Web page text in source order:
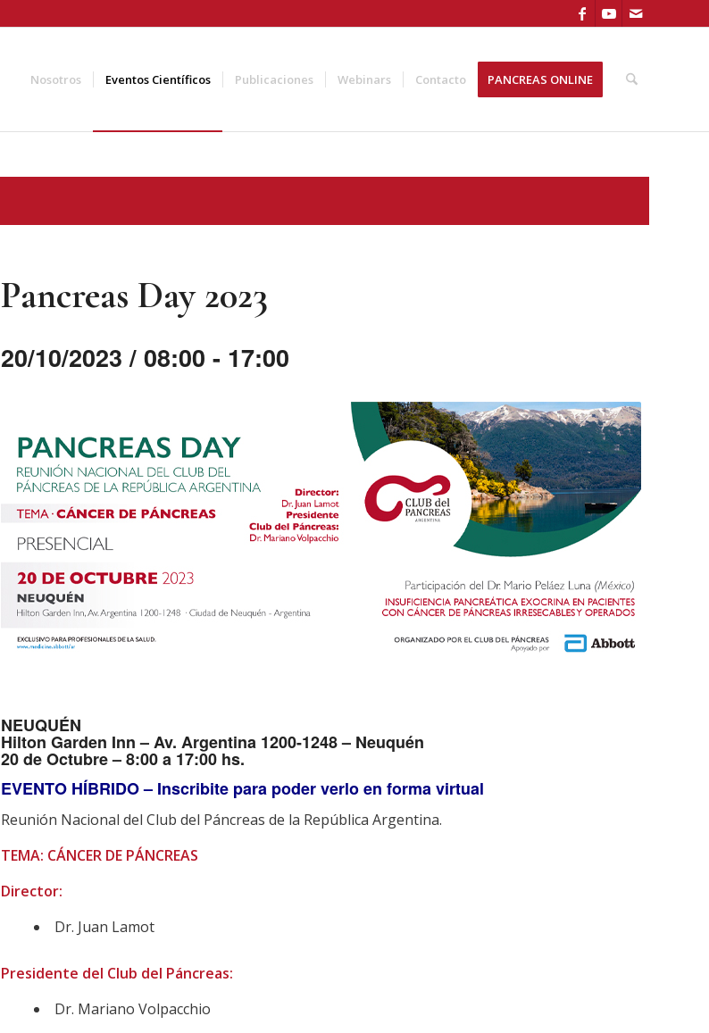
Nosotros Eventos Científicos Publicaciones Webinars Contacto PANCREAS ONLINE
Pancreas Day 2023
20/10/2023 / 08:00 - 17:00
NEUQUÉN
Hilton Garden Inn – Av. Argentina 1200-1248 – Neuquén
20 de Octubre – 8:00 a 17:00 hs.
EVENTO HÍBRIDO – Inscribite para poder verlo en forma virtual
Reunión Nacional del Club del Páncreas de la República Argentina.
TEMA: CÁNCER DE PÁNCREAS
Director:
Dr. Juan Lamot
Presidente del Club del Páncreas:
Dr. Mariano Volpacchio